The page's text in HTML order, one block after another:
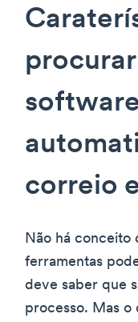
correio
Não há conceito
ferramentas
deve saber que
processo. Mas o